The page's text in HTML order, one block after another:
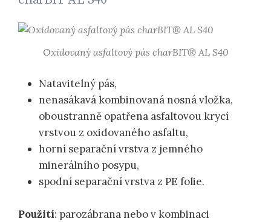
Oxidovaný asfaltový pás charBIT® AL S40
Natavitelný pás,
nenasákavá kombinovaná nosná vložka,
oboustranně opatřena asfaltovou krycí
vrstvou z oxidovaného asfaltu,
horní separační vrstva z jemného
minerálního posypu,
spodní separační vrstva z PE folie.
Použití: parozábrana nebo v kombinaci